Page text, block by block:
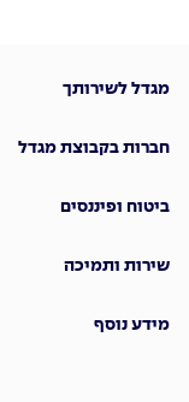
מגדל לשירותך
חברות בקבוצת מגדל
ביטוח ופיננסים
שירות ותמיכה
מידע נוסף